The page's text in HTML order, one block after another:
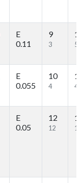
E
0.11
9
3
11
5
E
0.055
10
4
10
4
E
0.05
12
12
16
16